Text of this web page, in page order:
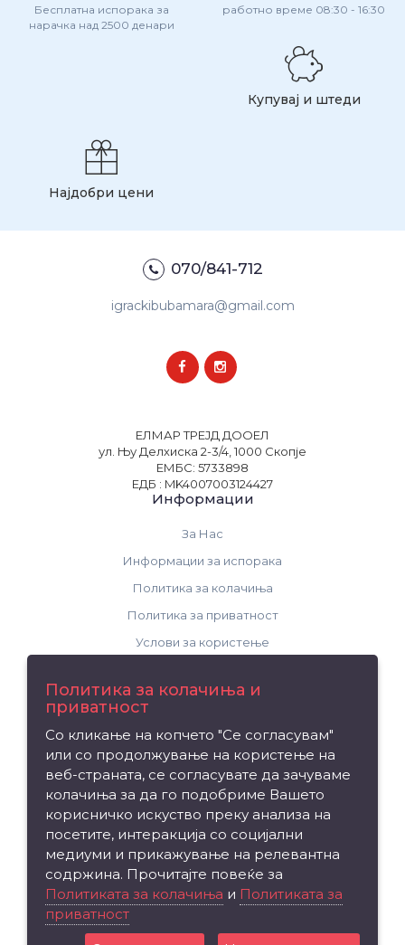
Бесплатна испорака за
нарачка над 2500 денари
работно време 08:30 - 16:30
Купувај и штеди
Најдобри цени
070/841-712
igrackibubamara@gmail.com
ЕЛМАР ТРЕЈД ДООЕЛ
ул. Њу Делхиска 2-3/4, 1000 Скопје
ЕМБС: 5733898
ЕДБ : MK4007003124427
Информации
За Нас
Информации за испорака
Политика за колачиња
Политика за приватност
Услови за користење
Рекламација на производ
Мапа на сајтот
Издвојуваме
Брендови
Вредносен ваучер
Партнерска програма
Политика за колачиња и
приватност
Со кликање на копчето "Се согласувам"
или со продолжување на користење на
веб-страната, се согласувате да зачуваме
колачиња за да го подобриме Вашето
корисничко искуство преку анализа на
посетите, интеракција со социјални
медиуми и прикажување на релевантна
содржина. Прочитајте повеќе за
Политиката за колачиња и Политиката за
приватност